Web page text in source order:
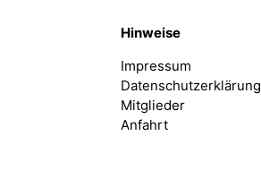
Hinweise
Impressum
Datenschutzerklärung
Mitglieder
Anfahrt